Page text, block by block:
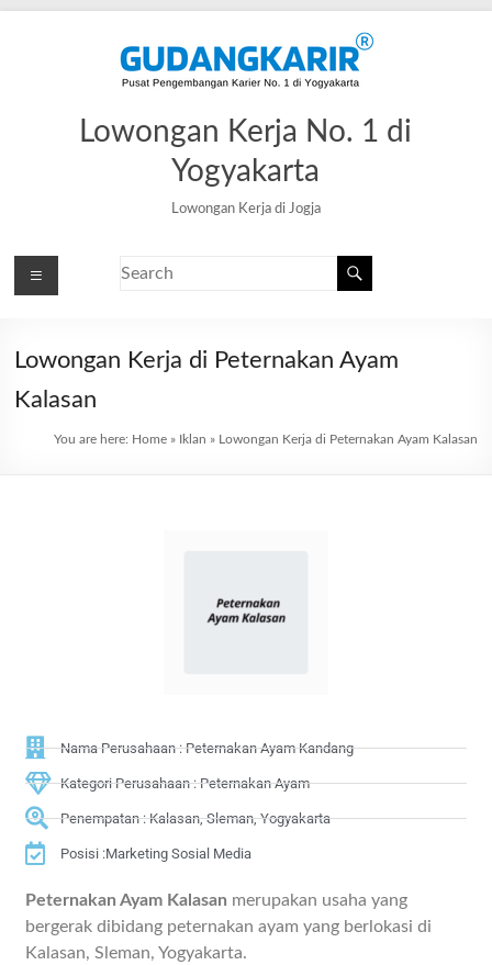
Lowongan Kerja No. 1 di
Yogyakarta
Lowongan Kerja di Jogja
Lowongan Kerja di Peternakan Ayam
Kalasan
You are here: Home» Iklan » Lowongan Kerja di Peternakan Ayam Kalasan
Nama Perusahaan : Peternakan Ayam Kandang
Kategori Perusahaan : Peternakan Ayam
Penempatan : Kalasan, Sleman, Yogyakarta
Posisi :Marketing Sosial Media
Peternakan Ayam Kalasan merupakan usaha yang
bergerak dibidang peternakan ayam yang berlokasi di
Kalasan, Sleman, Yogyakarta.